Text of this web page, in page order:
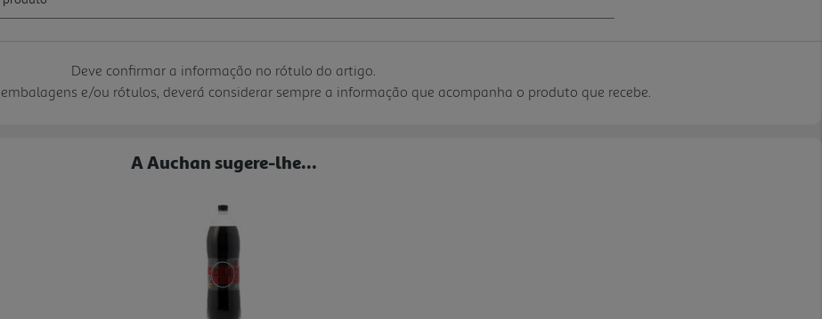
Deve confirmar a informação no rótulo do artigo.
e/ou rótulos, deverá considerar sempre a informação que acompanha o produto que recebe.
A Auchan sugere-lhe...